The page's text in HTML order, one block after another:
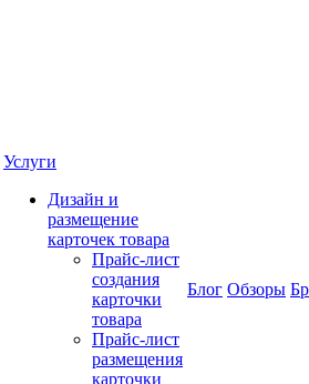
Услуги
Дизайн и
размещение
карточек товара
Прайс-лист
создания
карточки
товара
Прайс-лист
размещения
карточки
Блог Обзоры